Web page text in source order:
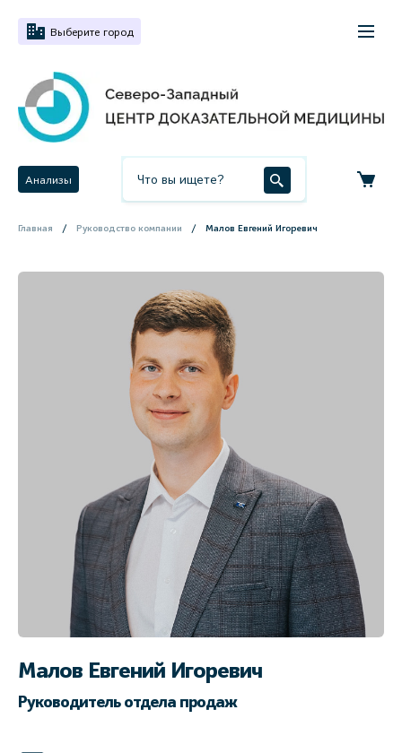
Выберите город
Анализы
Главная Руководство компании Малов Евгений Игоревич
Малов Евгений Игоревич
Руководитель отдела продаж